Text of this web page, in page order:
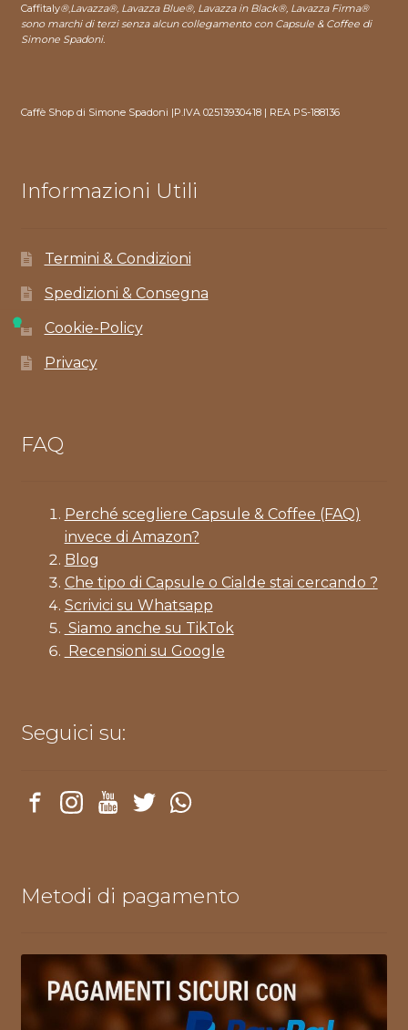
Caffitaly®,Lavazza®, Lavazza Blue®, Lavazza in Black®, Lavazza Firma®
sono marchi di terzi senza alcun collegamento con Capsule & Coffee di
Simone Spadoni.
Caffè Shop di Simone Spadoni |P.IVA 02513930418 | REA PS-188136
Informazioni Utili
Termini & Condizioni
Spedizioni & Consegna
Cookie-Policy
Privacy
FAQ
Perché scegliere Capsule & Coffee (FAQ)
invece di Amazon?
Blog
Che tipo di Capsule o Cialde stai cercando ?
Scrivici su Whatsapp
Siamo anche su TikTok
Recensioni su Google
Seguici su:
Metodi di pagamento